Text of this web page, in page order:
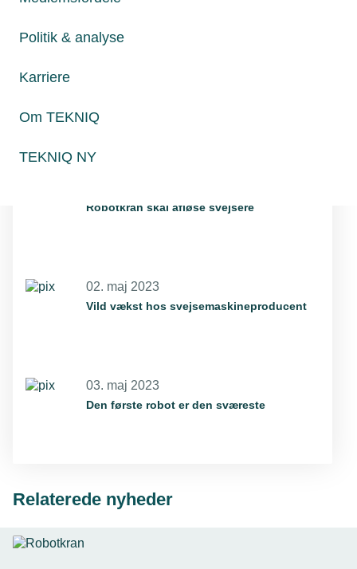
Politik & analyse
Karriere
Om TEKNIQ
TEKNIQ NY
Tema>Robot svejsning
Robotkran skal afløse svejsere
02. maj 2023
Vild vækst hos svejsemaskineproducent
03. maj 2023
Den første robot er den sværeste
Relaterede nyheder